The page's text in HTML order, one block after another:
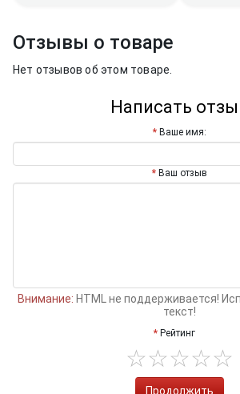
Отзывы о товаре
Нет отзывов об этом товаре.
Написать
Ваше имя:
Ваш отзыв
Внимание: HTML не поддерживается!
текст!
Рейтинг
Продолжить